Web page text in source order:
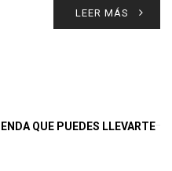
LEER MÁS
QUE PUEDES LLEVARTE